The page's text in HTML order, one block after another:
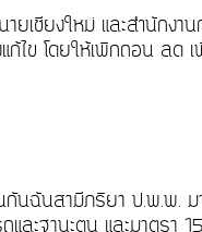
ายเชียงใหม่ และสำนักงา
ไข โดยให้เพิกถอน ลด
กันฉันสามีภริยา ป.พ.พ.
และฐานะตน และมาตร